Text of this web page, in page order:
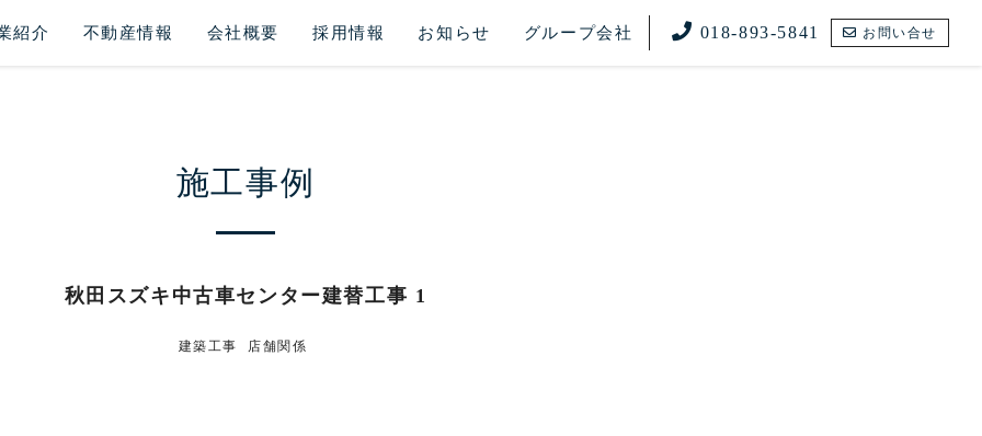
紹介 不動産情報 会社概要 採用情報 お知らせ グループ会社 018-893-5841 お問い合せ
施工事例
秋田スズキ中古車センター建替工事 1
建築工事 店舗関係